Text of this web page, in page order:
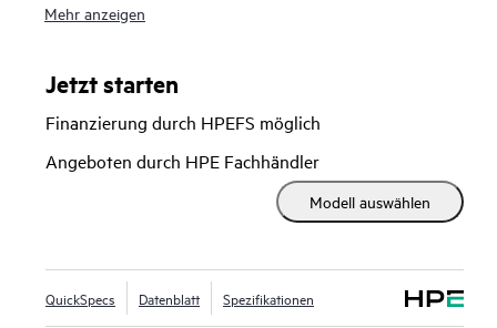
Der HPE Storage SAN Director Switch ist eine modulare
Latenz, die speziell für den Betrieb und die Sicherung von
Generation entwickelt wurde. Dieser Director bietet Ihnen
eine stabile, skalierbare und leistungsstarke Grundlage, die
Wachstum, Workload-Konsolidierung und zuverlässigen
Betrieb unterstützt und sich somit ideal für die
Er bietet eine hochleistungsfähige Grundlage für auf
Mehr anzeigen
Jetzt starten
Finanzierung durch HPEFS möglich
Angeboten durch HPE Fachhändler
Modell auswählen
QuickSpecs Datenblatt Spezifikationen